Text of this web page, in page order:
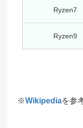
Ryzen7
Ryzen9
※Wikipediaを参